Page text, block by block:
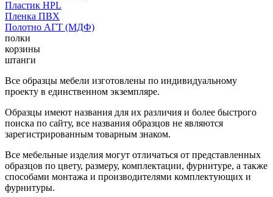
Пластик HPL
Пленка ПВХ
Полотно АГТ (МДФ)
полки
корзины
штанги
Все образцы мебели изготовлены по индивидуальному
проекту в единственном экземпляре.
Образцы имеют названия для их различия и более быстрого
поиска по сайту, все названия образцов не являются
зарегистрированным товарным знаком.
Все мебельные изделия могут отличаться от представленных
образцов по цвету, размеру, комплектации, фурнитуре, а также
способами монтажа и производителями комплектующих и
фурнитуры.